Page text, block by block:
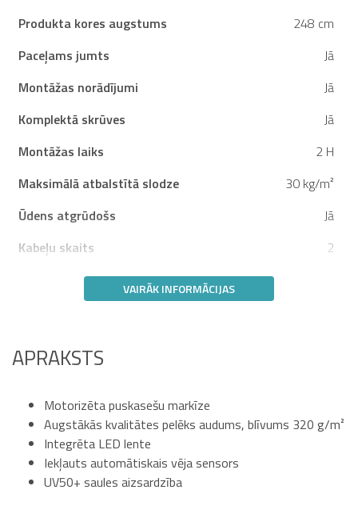
Produkta kores augstums
248 cm
Paceļams jumts
Jā
Montāžas norādījumi
Jā
Komplektā skrūves
Jā
Montāžas laiks
2 H
Maksimālā atbalstītā slodze
30 kg/m²
Ūdens atgrūdošs
Jā
Kabeļu skaits
2
VAIRĀK INFORMĀCIJAS
APRAKSTS
Motorizēta puskasešu markīze
Augstākās kvalitātes pelēks audums, blīvums 320 g/m²
Integrēta LED lente
Iekļauts automātiskais vēja sensors
UV50+ saules aizsardzība